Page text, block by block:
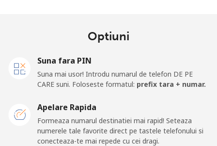
Telefon
⁦10.5¢⁩ 95 min pentru ⁦$10⁩ -
Mobil ⁦98.9¢⁩
American Samoa
Optiuni
Suna fara PIN
Suna mai usor! Introdu numarul de telefon DE PE
CARE suni. Foloseste formatul: prefix tara + numar.
Apelare Rapida
Formeaza numarul destinatiei mai rapid! Seteaza
numerele tale favorite direct pe tastele telefonului si
conecteaza-te mai repede cu cei dragi.